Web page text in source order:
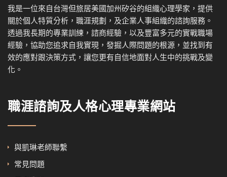
我是一位來自台灣但旅居美國加州矽谷的組織心理學家，提供
關於個人特質分析，職涯規劃，及企業人事組織的諮詢服務。
透過我長期的專業訓練，諮商經驗，以及豐富多元的實戰職場
經驗，協助您追求自我實現，發掘人際問題的根源，並找到有
效的應對跟決策方式，讓您更有自信地面對人生中的挑戰及變
化。
職涯諮詢及人格心理專業網站
與凱琳老師聯繫
常見問題